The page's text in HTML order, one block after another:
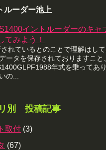
ルーダー池上
イントルーダーのキャ
てみよう！
れているとのことで理解はし
ータを保存されておりますこ
年式を乗ってあ
の...
別 投稿記事
取付 (3)
(67)